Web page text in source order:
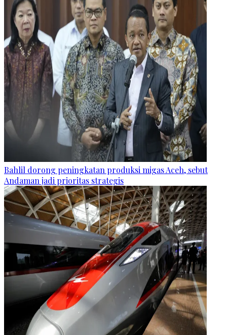
Bahlil dorong peningkatan produksi migas Aceh, sebut
Andaman jadi prioritas strategis